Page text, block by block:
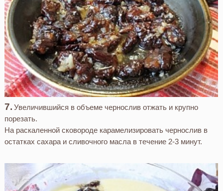
Увеличившийся в объеме чернослив отжать и крупно
порезать.
На раскаленной сковороде карамелизировать чернослив в
остатках сахара и сливочного масла в течение 2-3 минут.